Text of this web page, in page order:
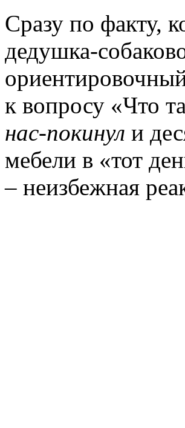
Сразу по факту,
дедушка-
к вопросу «Что
нас-покинул и
мебели в «тот
– неизбежная